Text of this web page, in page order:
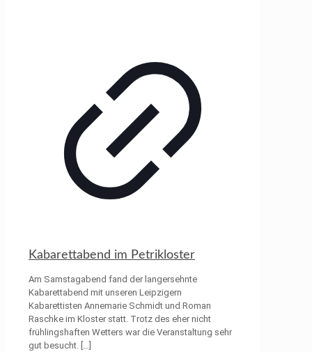
Kabarettabend im Petrikloster
Am Samstagabend fand der langersehnte
Kabarettabend mit unseren Leipzigern
Kabarettisten Annemarie Schmidt und Roman
Raschke im Kloster statt. Trotz des eher nicht
frühlingshaften Wetters war die Veranstaltung sehr
gut besucht.